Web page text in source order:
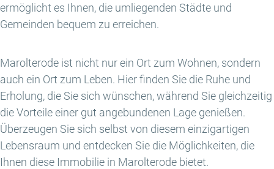
ermöglicht es Ihnen, die umliegenden Städte und
Gemeinden bequem zu erreichen.
Marolterode ist nicht nur ein Ort zum Wohnen, sondern
auch ein Ort zum Leben. Hier finden Sie die Ruhe und
Erholung, die Sie sich wünschen, während Sie gleichzeitig
die Vorteile einer gut angebundenen Lage genießen.
Überzeugen Sie sich selbst von diesem einzigartigen
Lebensraum und entdecken Sie die Möglichkeiten, die
Ihnen diese Immobilie in Marolterode bietet.